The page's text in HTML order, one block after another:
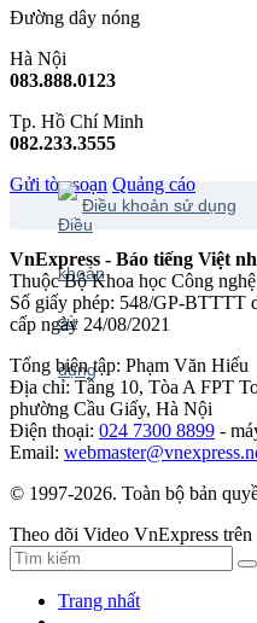
Đường dây nóng
Hà Nội
083.888.0123
Tp. Hồ Chí Minh
082.233.3555
Gửi tòa soạn Quảng cáo
Điều khoản sử dụng
VnExpress - Báo tiếng Việt
Thuộc Bộ Khoa học Công nghệ
Số giấy phép: 548/GP-BTTTT
cấp ngày 24/08/2021
Tổng biên tập: Phạm Văn Hiếu
Địa chỉ: Tầng 10, Tòa A FPT
phường Cầu Giấy, Hà Nội
Điện thoại: 024 7300 8899 -
Email:
© 1997-2026. Toàn bộ bản
Theo dõi Video VnExpress trên
Trang nhất